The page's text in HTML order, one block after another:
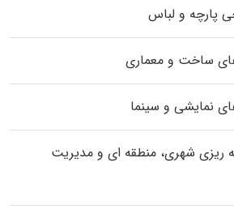
پارچه و لباس
ساخت و معماری
نمایشی و سینما
ریزی شهری، منطقه‌ ای و مدیریت